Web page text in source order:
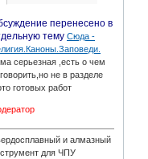
перенесено в
темуСюда -
серьезная ,есть о чем
не в разделе
готовых работ
и алмазный
для ЧПУ